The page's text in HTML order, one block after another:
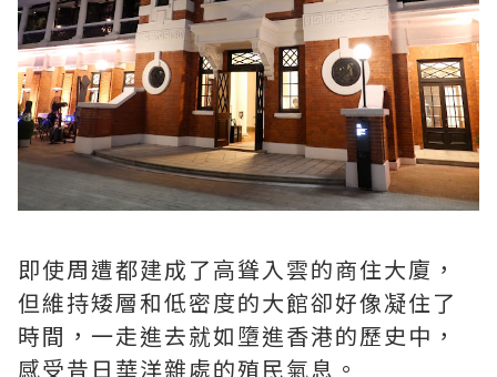
即使周遭都建成了高聳入雲的商住大廈，
但維持矮層和低密度的大館卻好像凝住了
時間，一走進去就如墮進香港的歷史中，
感受昔日華洋雜處的殖民氣息。